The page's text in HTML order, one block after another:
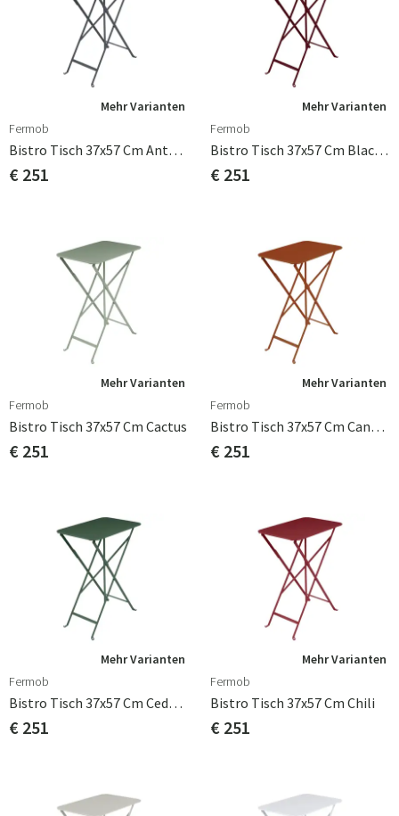
Mehr Varianten
Fermob
Bistro Tisch 37x57 Cm Anthracite
€ 251
Mehr Varianten
Fermob
Bistro Tisch 37x57 Cm Black Cherry
€ 251
Mehr Varianten
Fermob
Bistro Tisch 37x57 Cm Cactus
€ 251
Mehr Varianten
Fermob
Bistro Tisch 37x57 Cm Candied Orange
€ 251
Mehr Varianten
Fermob
Bistro Tisch 37x57 Cm Cedar Green
€ 251
Mehr Varianten
Fermob
Bistro Tisch 37x57 Cm Chili
€ 251